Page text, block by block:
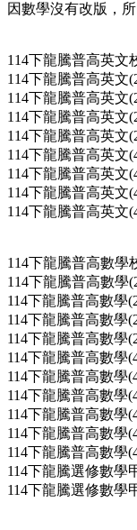
因數學沒有改版，
114下龍騰普高英文
114下龍騰普高英文
114下龍騰普高英文
114下龍騰普高英文
114下龍騰普高英文
114下龍騰普高英文
114下龍騰普高英文
114下龍騰普高英文
114下龍騰普高英文
114下龍騰普高數學
114下龍騰普高數學
114下龍騰普高數學
114下龍騰普高數學
114下龍騰普高數學
114下龍騰普高數學
114下龍騰普高數學
114下龍騰普高數學
114下龍騰普高數學
114下龍騰普高數學
114下龍騰普高數學
114下龍騰選修數學
114下龍騰選修數學